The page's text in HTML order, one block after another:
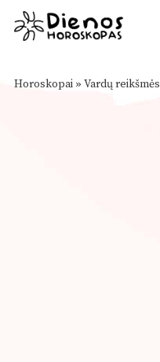
Horoskopai » Vardų reikšmės